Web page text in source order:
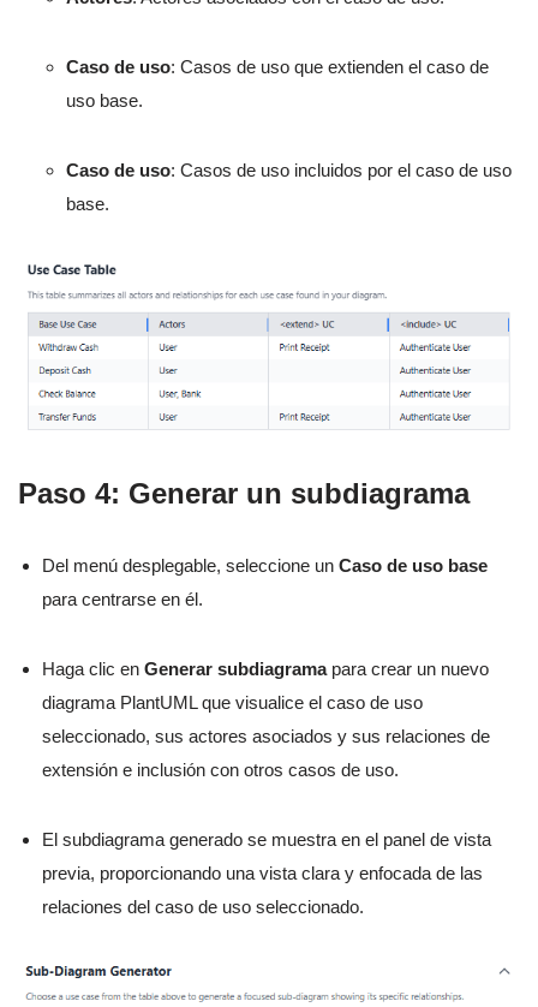
Caso de uso: Casos de uso que extienden el caso de
uso base.
Caso de uso: Casos de uso incluidos por el caso de uso
base.
Paso 4: Generar un subdiagrama
Del menú desplegable, seleccione un Caso de uso base
para centrarse en él.
Haga clic en Generar subdiagramapara crear un nuevo
diagrama PlantUML que visualice el caso de uso
seleccionado, sus actores asociados y sus relaciones de
extensión e inclusión con otros casos de uso.
El subdiagrama generado se muestra en el panel de vista
previa, proporcionando una vista clara y enfocada de las
relaciones del caso de uso seleccionado.